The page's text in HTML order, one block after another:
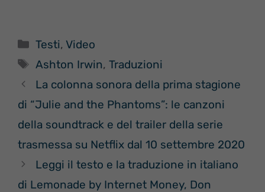
Categorie
Testi,Video
Tag
Ashton Irwin,Traduzioni
La colonna sonora della prima stagione
di “Julie and the Phantoms”: le canzoni
della soundtrack e del trailer della serie
trasmessa su Netflix dal 10 settembre 2020
Leggi il testo e la traduzione in italiano
di Lemonade by Internet Money, Don